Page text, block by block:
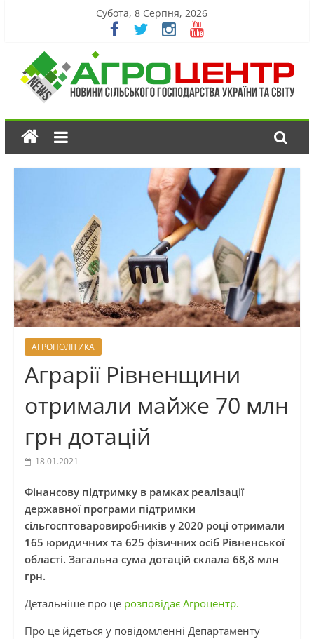
Субота, 8 Серпня, 2026
АГРОПОЛІТИКА
Аграрії Рівненщини
отримали майже 70 млн
грн дотацій
18.01.2021
Фінансову підтримку в рамках реалізації
державної програми підтримки
сільгосптоваровиробників у 2020 році отримали
165 юридичних та 625 фізичних осіб Рівненської
області. Загальна сума дотацій склала 68,8 млн
грн.
Детальніше про це розповідає Агроцентр.
Про це йдеться у повідомленні Департаменту